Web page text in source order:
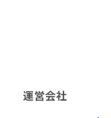
運営会社